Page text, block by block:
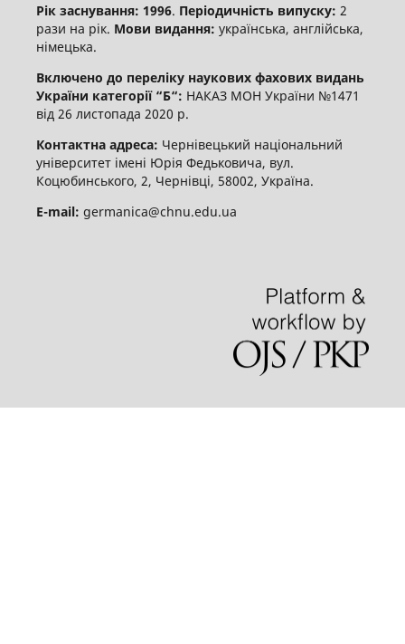
Рік заснування: 1996. Періодичність випуску: 2
рази на рік. Мови видання: українська, англійська,
німецька.
Включено до переліку наукових фахових видань
України категорії “Б“: НАКАЗ МОН України №1471
від 26 листопада 2020 р.
Контактна адреса: Чернівецький національний
університет імені Юрія Федьковича, вул.
Коцюбинського, 2, Чернівці, 58002, Україна.
E-mail: germanica@chnu.edu.ua